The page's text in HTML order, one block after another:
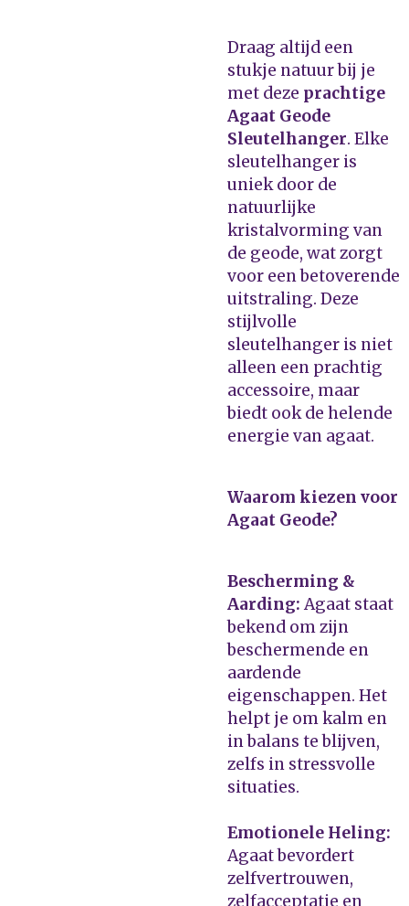
Draag altijd een
stukje natuur bij je
met deze prachtige
Agaat Geode
Sleutelhanger. Elke
sleutelhanger is
uniek door de
natuurlijke
kristalvorming van
de geode, wat zorgt
voor een betoverende
uitstraling. Deze
stijlvolle
sleutelhanger is niet
alleen een prachtig
accessoire, maar
biedt ook de helende
energie van agaat.
Waarom kiezen voor
Agaat Geode?
Bescherming &
Aarding:Agaat staat
bekend om zijn
beschermende en
aardende
eigenschappen. Het
helpt je om kalm en
in balans te blijven,
zelfs in stressvolle
situaties.
Emotionele Heling:
Agaat bevordert
zelfvertrouwen,
zelfacceptatie en